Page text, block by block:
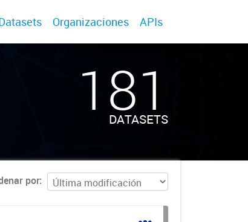
Organizaciones APIs
181
DATASETS
por